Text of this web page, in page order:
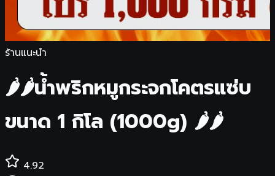
ร้านแนะนำ
🌶🌶น้ำพริกหมูกระจกโคตรแซ่บ
ขนาด 1 กิโล (1000g) 🌶🌶
4.92